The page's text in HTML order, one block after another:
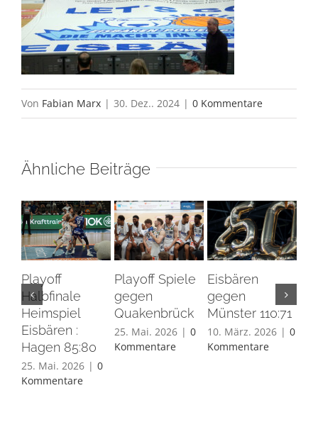
Von Fabian Marx | 30. Dez.. 2024 | 0 Kommentare
Ähnliche Beiträge
Playoff
Halbfinale
Heimspiel
Eisbären :
Hagen 85:80
25. Mai. 2026 | 0
Kommentare
Playoff Spiele
gegen
Quakenbrück
25. Mai. 2026 | 0
Kommentare
Eisbären
gegen
Münster 110:71
10. März. 2026 | 0
Kommentare